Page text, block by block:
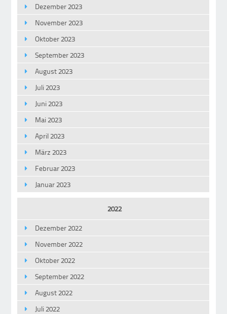
Dezember 2023
November 2023
Oktober 2023
September 2023
August 2023
Juli 2023
Juni 2023
Mai 2023
April 2023
März 2023
Februar 2023
Januar 2023
2022
Dezember 2022
November 2022
Oktober 2022
September 2022
August 2022
Juli 2022